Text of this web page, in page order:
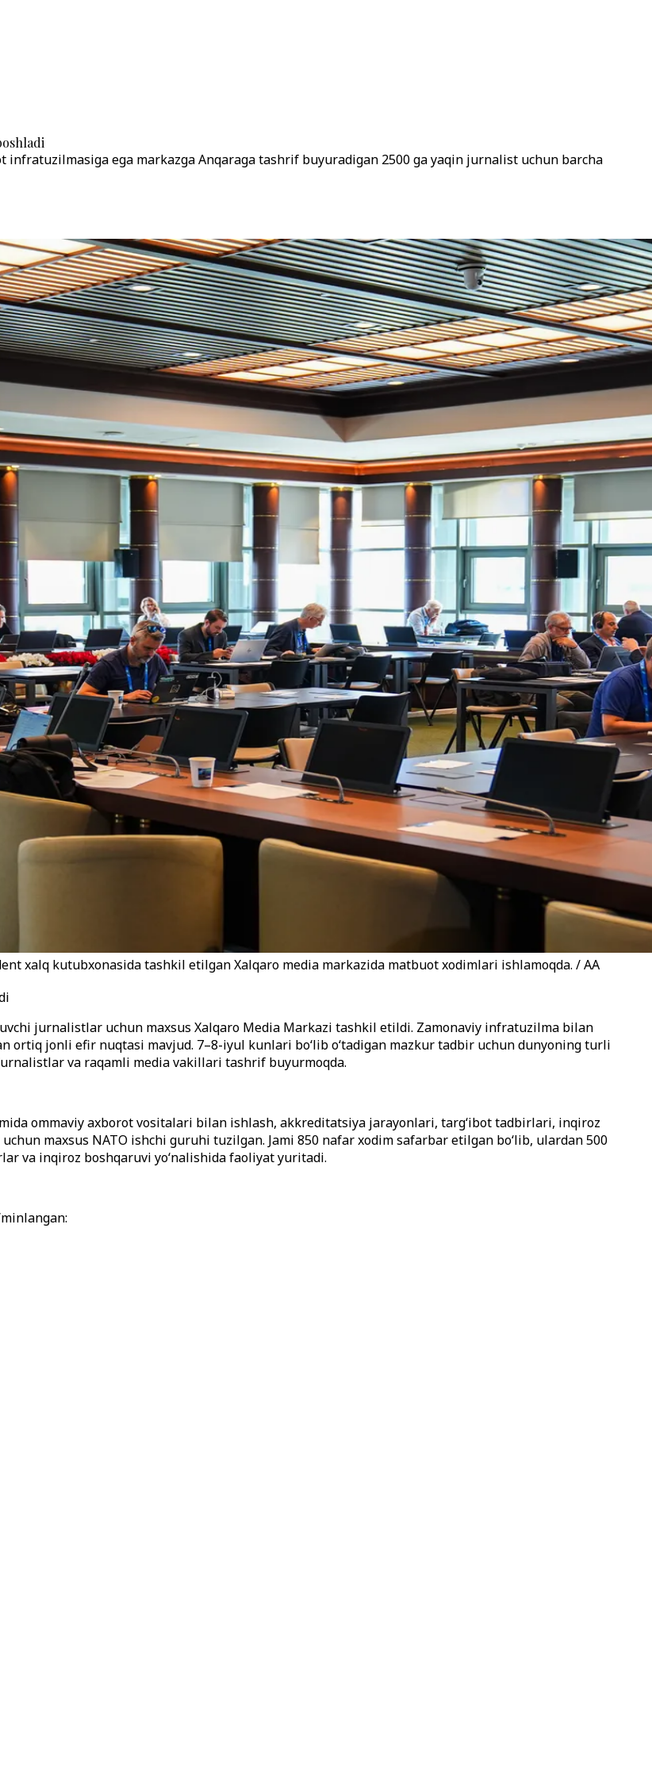
ega markazga Anqaraga tashrif buyuradigan 2500 ga yaqin jurnalist uchun barcha
xalq kutubxonasida tashkil etilgan Xalqaro media markazida matbuot xodimlari ishlamoqda. / AA
jurnalistlar uchun maxsus Xalqaro Media Markazi tashkil etildi. Zamonaviy infratuzilma bilan
ortiq jonli efir nuqtasi mavjud. 7–8-iyul kunlari bo‘lib o‘tadigan mazkur tadbir uchun dunyoning turli
va raqamli media vakillari tashrif buyurmoqda.
ommaviy axborot vositalari bilan ishlash, akkreditatsiya jarayonlari, targ‘ibot tadbirlari, inqiroz
maxsus NATO ishchi guruhi tuzilgan. Jami 850 nafar xodim safarbar etilgan bo‘lib, ulardan 500
va inqiroz boshqaruvi yo‘nalishida faoliyat yuritadi.